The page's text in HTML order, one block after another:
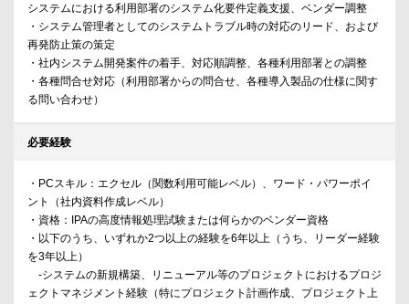
システムにおける利用部署のシステム化要件定義支援、ベンダー調整
・システム管理者としてのシステムトラブル時の対応のリード、および
再発防⽌策の策定
・社内システム開発案件の着⼿、対応順調整、各種利⽤部署との調整
・各種問合せ対応（利⽤部署からの問合せ、各種導⼊製品の仕様に関す
る問い合わせ）
必要経験
・PCスキル：エクセル（関数利用可能レベル）、ワード・パワーポイ
ント（社内資料作成レベル）
・資格：IPAの高度情報処理試験または何らかのベンダー資格
・以下のうち、いずれか2つ以上の経験を6年以上（うち、リーダー経験
を3年以上）
-システムの新規構築、リニューアル等のプロジェクトにおけるプロジ
ェクトマネジメント経験（特にプロジェクト計画作成、プロジェクト上